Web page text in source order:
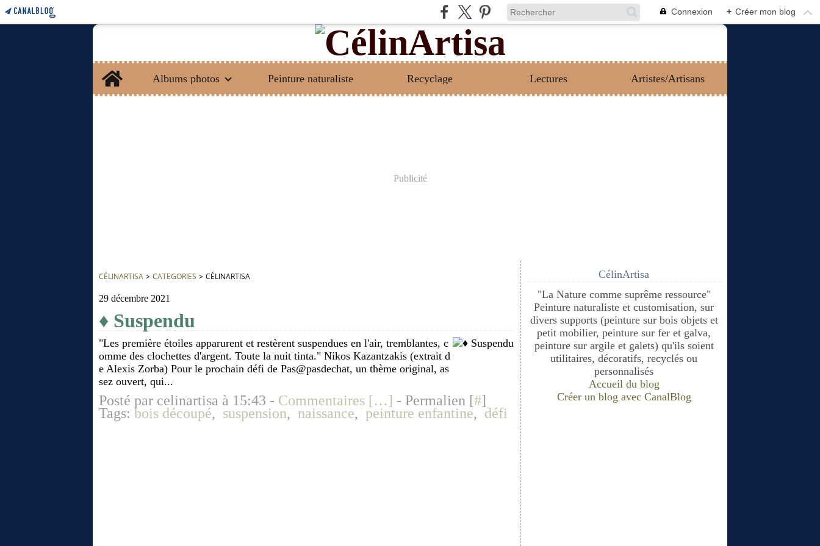
Connexion + Créer mon blog
Home
Albums photos
Peinture naturaliste Recyclage Lectures Artistes/Artisans
Publicité
CÉLINARTISA > CATEGORIES > CÉLINARTISA
29 décembre 2021
♦ Suspendu
"Les première étoiles apparurent et restèrent suspendues en l'air, tremblantes, c
omme des clochettes d'argent. Toute la nuit tinta." Nikos Kazantzakis (extrait d
e Alexis Zorba) Pour le prochain défi de Pas@pasdechat, un thème original, as
sez ouvert, qui...
Posté par celinartisa à 15:43 - Commentaires […] - Permalien [#]
Tags: bois découpé, suspension, naissance, peinture enfantine, défi
CélinArtisa
"La Nature comme suprême ressource"
Peinture naturaliste et customisation, sur
divers supports (peinture sur bois objets et
petit mobilier, peinture sur fer et galva,
peinture sur argile et galets) qu'ils soient
utilitaires, décoratifs, recyclés ou
personnalisés
Accueil du blog
Créer un blog avec CanalBlog